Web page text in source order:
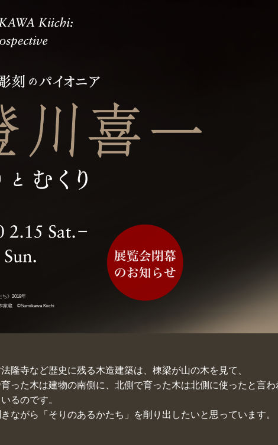
ち》2018年
家蔵 ©Sumikawa Kiichi
隆寺など歴史に残る木造建築は、棟梁が山の木を見て、
った木は建物の南側に、北側で育った木は北側に使ったと言わ
るのです。
ながら「そりのあるかたち」を削り出したいと思っています。